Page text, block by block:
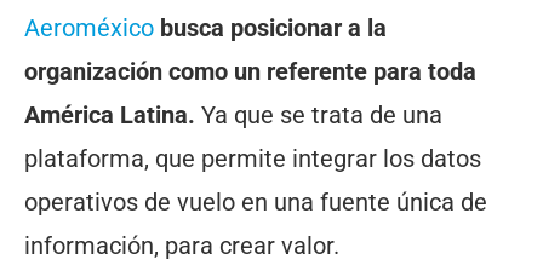
Aeroméxico busca posicionar a la
organización como un referente para toda
América Latina. Ya que se trata de una
plataforma, que permite integrar los datos
operativos de vuelo en una fuente única de
información, para crear valor.